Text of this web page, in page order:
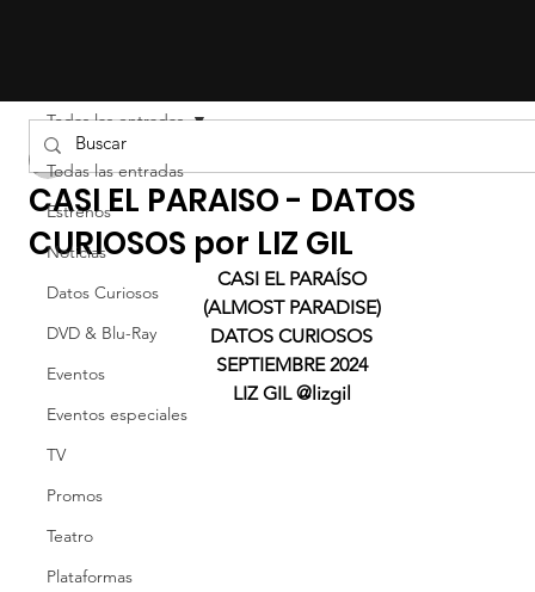
Todas las entradas
Estrenos
Noticias
Datos Curiosos
DVD & Blu-Ray
Eventos
Eventos especiales
TV
Promos
Teatro
Plataformas
Todas las entradas
CASI EL PARAISO - DATOS
CURIOSOS por LIZ GIL
CASI EL PARAÍSO
(ALMOST PARADISE)
DATOS CURIOSOS
SEPTIEMBRE 2024
LIZ GIL @lizgil